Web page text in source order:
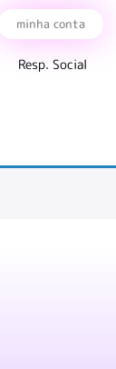
minha conta
Resp. Social